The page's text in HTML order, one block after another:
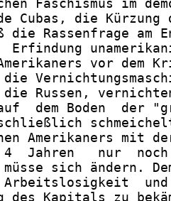
Faschismus im
Cubas, die Kürzung
die Rassenfrage am
Erfindung
vor dem
Russen,
dem Boden  der
Amerikaners mit
Jahren   nur
sich ändern.
des Kapitals zu